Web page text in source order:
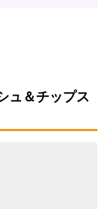
ュ＆チップス